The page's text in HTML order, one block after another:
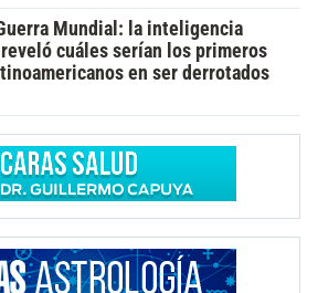
Mundial: la inteligencia
cuáles serían los primeros
en ser derrotados